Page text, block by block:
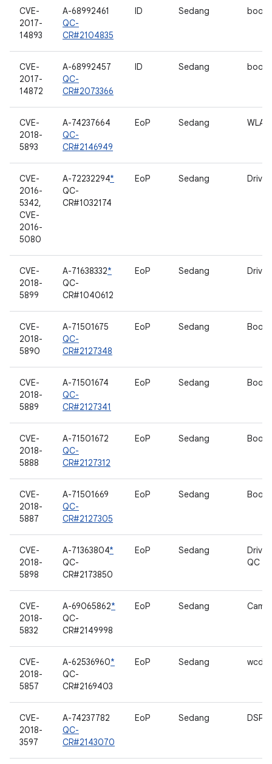
CVE-
2017-
14893
A-68992461
QC-
CR#2104835
ID Sedang
CVE-
2017-
14872
A-68992457
QC-
CR#2073366
ID Sedang
CVE-
2018-
5893
A-74237664
QC-
CR#2146949
EoP Sedang WLAN
CVE-
2016-
5342,
CVE-
2016-
5080
A-72232294*
QC-
CR#1032174
EoP Sedang Driver
CVE-
2018-
5899
A-71638332*
QC-
CR#1040612
EoP Sedang Driver
CVE-
2018-
5890
A-71501675
QC-
CR#2127348
EoP Sedang
CVE-
2018-
5889
A-71501674
QC-
CR#2127341
EoP Sedang
CVE-
2018-
5888
A-71501672
QC-
CR#2127312
EoP Sedang
CVE-
2018-
5887
A-71501669
QC-
CR#2127305
EoP Sedang
CVE-
2018-
5898
A-71363804*
QC-
CR#2173850
EoP Sedang
QC
CVE-
2018-
5832
A-69065862*
QC-
CR#2149998
EoP Sedang
CVE-
2018-
5857
A-62536960*
QC-
CR#2169403
EoP Sedang
CVE-
2018-
3597
A-74237782
QC-
CR#2143070
EoP Sedang